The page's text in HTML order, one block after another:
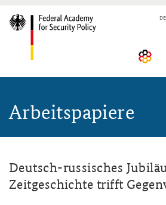
Advisory Board
Organisation
The Association of Friends
Partners
Seminars, Conferences and
Security Policy Course for Senior
Core Course on Security Policy
German Forum on Security Policy
Working Papers
Arbeitspapiere
Deutsch-russisches
Zeitgeschichte trifft